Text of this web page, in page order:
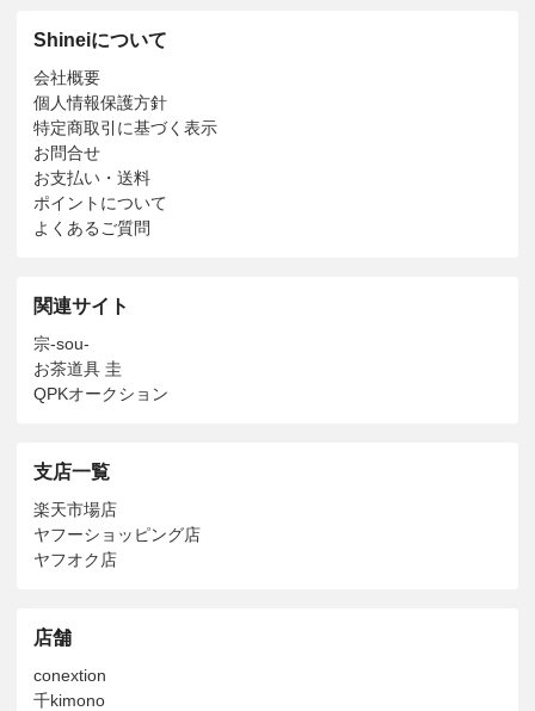
Shineiについて
会社概要
個人情報保護方針
特定商取引に基づく表示
お問合せ
お支払い・送料
ポイントについて
よくあるご質問
関連サイト
宗-sou-
お茶道具 圭
QPKオークション
支店一覧
楽天市場店
ヤフーショッピング店
ヤフオク店
店舗
conextion
千kimono